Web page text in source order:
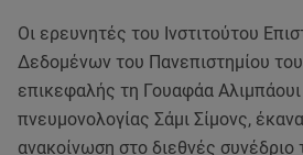
Οι ερευνητές του Ινστιτούτου
Δεδομένων του Πανεπιστημίου
επικεφαλής τη Γουαφάα
πνευμονολογίας Σάμι Σίμονς,
ανακοίνωση στο διεθνές